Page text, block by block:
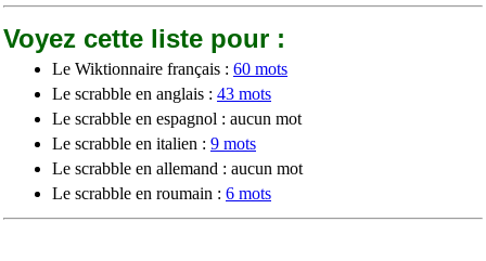
Voyez cette liste pour :
Le Wiktionnaire français : 60 mots
Le scrabble en anglais : 43 mots
Le scrabble en espagnol : aucun mot
Le scrabble en italien : 9 mots
Le scrabble en allemand : aucun mot
Le scrabble en roumain : 6 mots